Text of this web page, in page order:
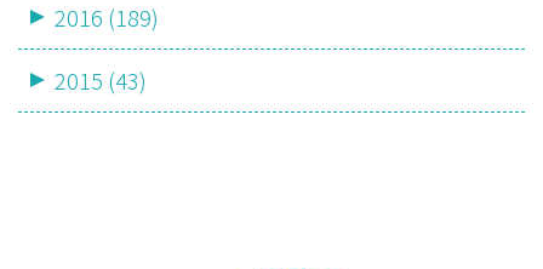
2016 (189)
2015 (43)